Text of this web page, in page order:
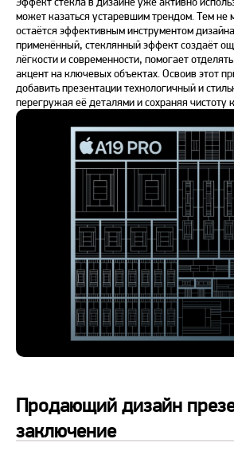
может казаться устаревшим трендом. Тем
остаётся эффективным инструментом
применённый, стеклянный эффект создаёт
лёгкости и современности, помогает
акцент на ключевых объектах. Освоив этот
добавить презентации технологичный и
перегружая её деталями и сохраняя чистоту
Продающий дизайн
заключение